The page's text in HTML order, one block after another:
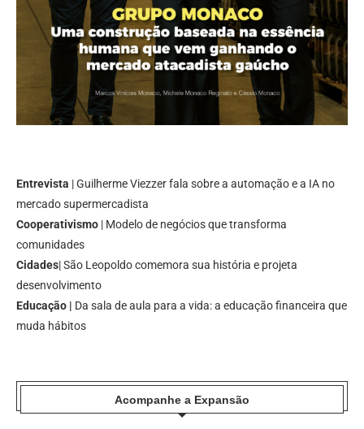
Entrevista | Guilherme Viezzer fala sobre a automação e a IA no
mercado supermercadista
Cooperativismo | Modelo de negócios que transforma
comunidades
Cidades| São Leopoldo comemora sua história e projeta
desenvolvimento
Educação | Da sala de aula para a vida: a educação financeira que
muda hábitos
Acompanhe a Expansão